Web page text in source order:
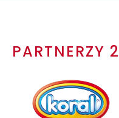
PARTNERZY